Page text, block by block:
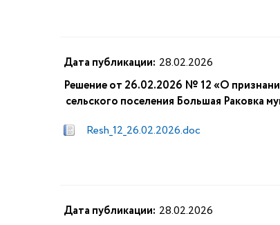
Дата публикации: 28.02.2026
Решение от 26.02.2026 № 12 «О
сельского поселения Большая Раковка
Resh_12_26.02.2026.doc
Дата публикации: 28.02.2026